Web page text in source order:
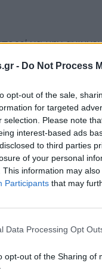
- Do Not Process
opt-out of the sale,
for targeted
selection. Please note
interest-based ads
to third parties
of your personal
This information may
Participants that may
Data Processing Opt
opt-out of the Sharing of
να μην
διάγνωση.
σοβαρό
σε επαφή με
στην
και θα
τεστ